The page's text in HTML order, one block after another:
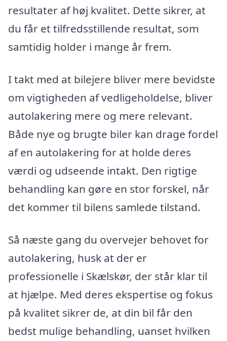
resultater af høj kvalitet. Dette sikrer, at
du får et tilfredsstillende resultat, som
samtidig holder i mange år frem.
I takt med at bilejere bliver mere bevidste
om vigtigheden af vedligeholdelse, bliver
autolakering mere og mere relevant.
Både nye og brugte biler kan drage fordel
af en autolakering for at holde deres
værdi og udseende intakt. Den rigtige
behandling kan gøre en stor forskel, når
det kommer til bilens samlede tilstand.
Så næste gang du overvejer behovet for
autolakering, husk at der er
professionelle i Skælskør, der står klar til
at hjælpe. Med deres ekspertise og fokus
på kvalitet sikrer de, at din bil får den
bedst mulige behandling, uanset hvilken